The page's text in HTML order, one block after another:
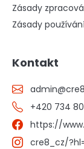
Zásady
Zásady
Kontakt
admin@
+420 734
https://
cre8_cz/